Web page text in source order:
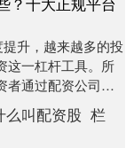
升，越来越多的投
这一杠杆工具。所
者通过配资公司获
易，从而放大收
么叫配资股 栏